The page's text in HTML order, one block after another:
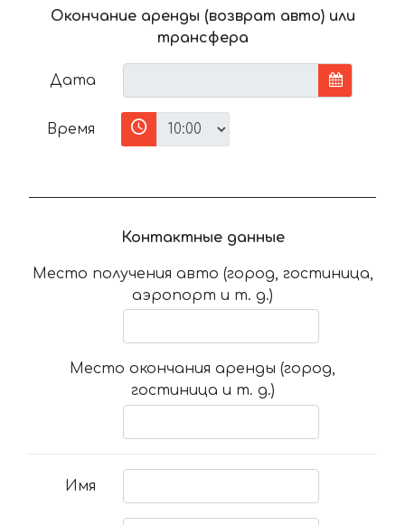
Окончание аренды (возврат авто) или
трансфера
Дата
Время
Контактные данные
Место получения авто (город, гостиница,
аэропорт и т. д.)
Место окончания аренды (город,
гостиница и т. д.)
Имя